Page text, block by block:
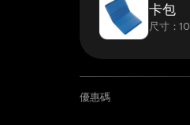
卡包
尺寸：
優惠碼